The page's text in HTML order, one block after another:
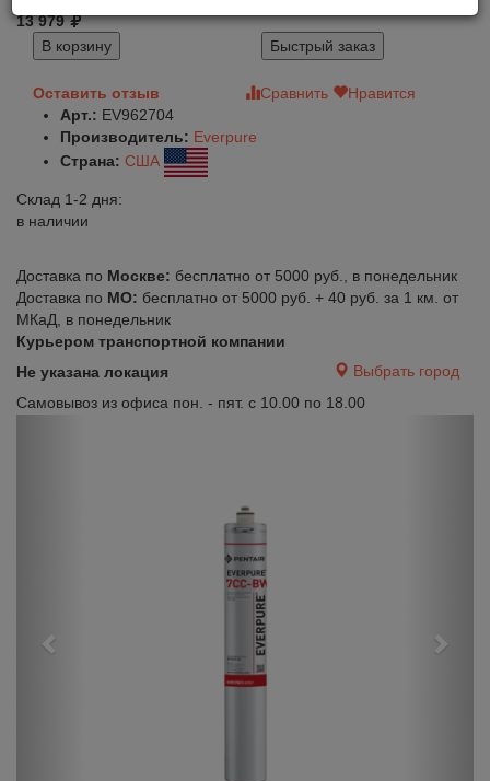
13 979
В корзину
Быстрый заказ
Оставить отзыв Сравнить
Нравится
Арт.: EV962704
Производитель: Everpure
Страна: США
Склад 1-2 дня:
в наличии
Доставка по Москве: бесплатно от 5000 руб., в понедельник
Доставка по МО: бесплатно от 5000 руб. + 40 руб. за 1 км. от
МКаД, в понедельник
Курьером транспортной компании
Не указана локация
Выбрать город
Самовывоз из офиса пон. - пят. с 10.00 по 18.00